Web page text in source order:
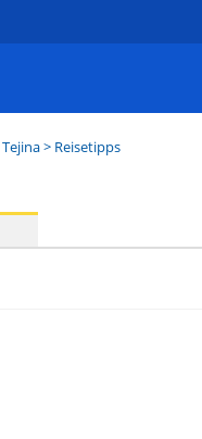
Tejina> Reisetipps